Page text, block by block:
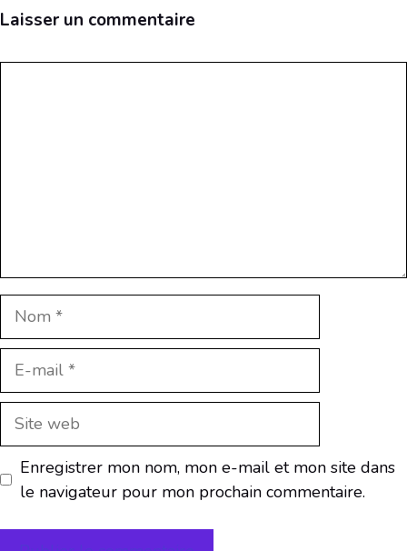
Laisser un commentaire
Nom
E-
Site
Enregistrer mon nom, mon e-mail et mon site dans
le navigateur pour mon prochain commentaire.